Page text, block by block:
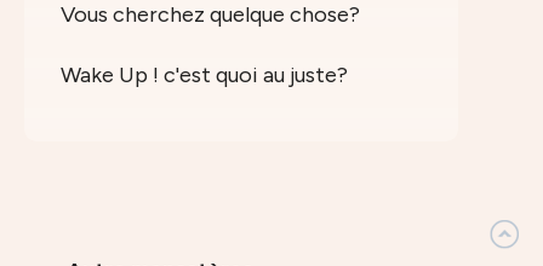
Vous cherchez quelque chose?
Wake Up ! c'est quoi au juste?